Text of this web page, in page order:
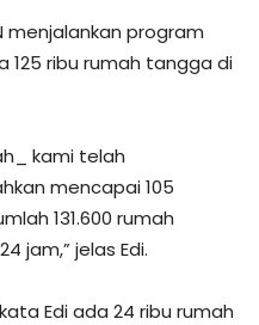
menjalankan program
125 ribu rumah tangga di
kami telah
mencapai 105
131.600 rumah
jam,” jelas Edi.
Edi ada 24 ribu rumah